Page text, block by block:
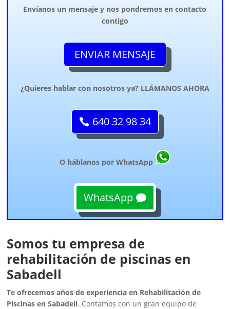
Envíanos un mensaje y nos pondremos en contacto
contigo
ENVIAR MENSAJE
¿Quieres hablar con nosotros ya? LLÁMANOS AHORA
640 32 98 34
O háblanos por WhatsApp
WhatsApp
Somos tu empresa de
rehabilitación de piscinas en
Sabadell
Te ofrecemos años de experiencia en Rehabilitación de
Piscinas en Sabadell. Contamos con un gran equipo de